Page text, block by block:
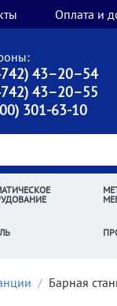
Оплата и
43–20–54
43–20–55
301-63-10
/ Барная